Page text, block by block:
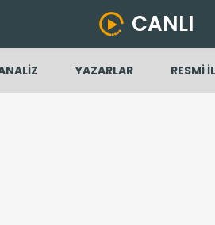
CANLI
YAZARLAR RESMİ